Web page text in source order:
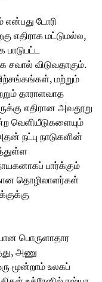
என்பது டோரி
எதிராக மட்டுமல்ல,
சவால் விடுவதாகும்.
மற்றும்
தாராளவாத
எதிரான அவதூறு
வெளியீடுகளையும்
நட்பு நாடுகளின்
பார்க்கும்
தொழிலாளர்கள்
பொருளாதார
அணு
மூன்றாம் உலகப்